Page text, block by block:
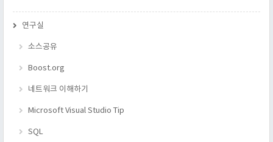
연구실
소스공유
Boost.org
네트워크 이해하기
Microsoft Visual Studio Tip
SQL